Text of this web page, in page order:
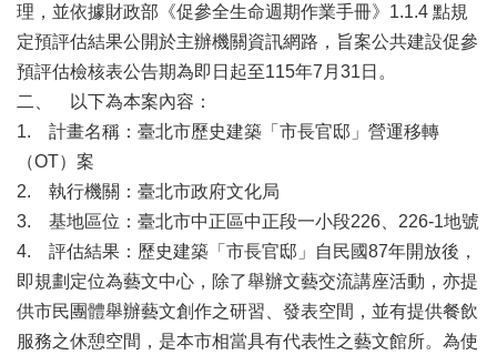
業
務
項
目
臺
北
藝
文
空
間
歷
文
理，並依據財政部《促參全生命週期作業手冊》1.1.4 點規
定預評估結果公開於主辦機關資訊網路，旨案公共建設促參
預評估檢核表公告期為即日起至115年7月31日。
二、
以下為本案內容：
1.
計畫名稱：臺北市歷史建築「市長官邸」營運移轉
（OT）案
2.
執行機關：臺北市政府文化局
3.
基地區位：臺北市中正區中正段一小段226、226-1地號
4.
評估結果：歷史建築「市長官邸」自民國87年開放後，
即規劃定位為藝文中心，除了舉辦文藝交流講座活動，亦提
供市民團體舉辦藝文創作之研習、發表空間，並有提供餐飲
服務之休憩空間，是本市相當具有代表性之藝文館所。為使